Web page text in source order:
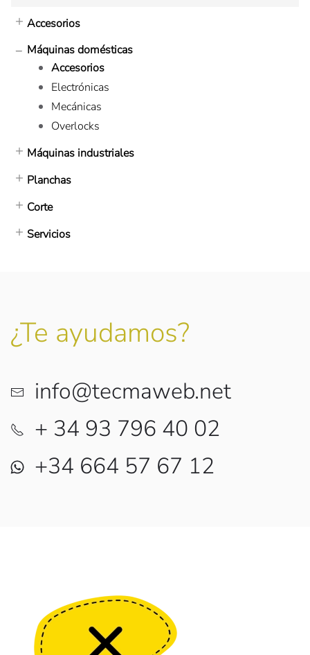
Accesorios
Máquinas domésticas
Accesorios
Electrónicas
Mecánicas
Overlocks
Máquinas industriales
Planchas
Corte
Servicios
¿Te ayudamos?
info@tecmaweb.net
+ 34 93 796 40 02
+34 664 57 67 12